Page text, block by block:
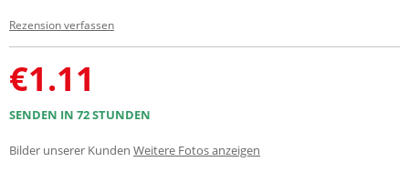
Rezension verfassen
€1.11
SENDEN IN 72 STUNDEN
Bilder unserer Kunden Weitere Fotos anzeigen